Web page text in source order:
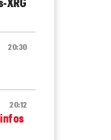
20:30
20:12